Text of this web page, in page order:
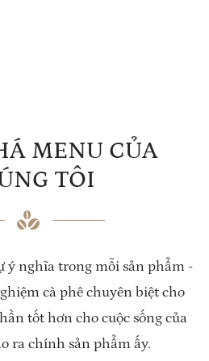
MENU CỦA
TÔI
ý nghĩa trong mỗi sản phẩm -
cà phê chuyên biệt cho
tốt hơn cho cuộc sống của
ra chính sản phẩm ấy.